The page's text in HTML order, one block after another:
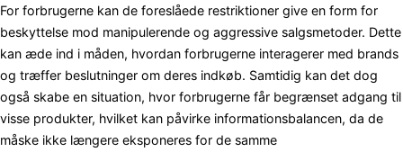
For forbrugerne kan de foreslåede restriktioner give en form for
beskyttelse mod manipulerende og aggressive salgsmetoder. Dette
kan æde ind i måden, hvordan forbrugerne interagerer med brands
og træffer beslutninger om deres indkøb. Samtidig kan det dog
også skabe en situation, hvor forbrugerne får begrænset adgang til
visse produkter, hvilket kan påvirke informationsbalancen, da de
måske ikke længere eksponeres for de samme